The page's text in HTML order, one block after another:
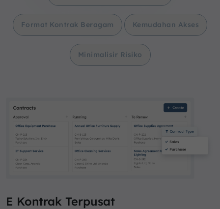
Format Kontrak Beragam Kemudahan Akses
Minimalisir Risiko
E Kontrak Terpusat